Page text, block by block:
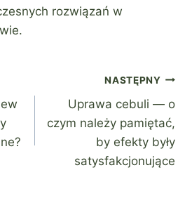
rozwiązań w
NASTĘPNY
Uprawa cebuli — o
czym należy pamiętać,
by efekty były
satysfakcjonujące